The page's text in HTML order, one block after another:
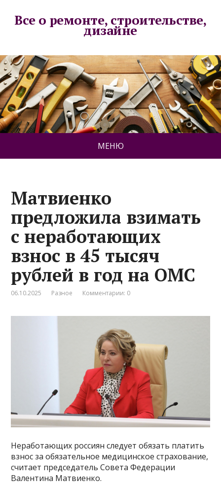
Все о ремонте, строительстве,
дизайне
МЕНЮ
Матвиенко
предложила взимать
с неработающих
взнос в 45 тысяч
рублей в год на ОМС
06.10.2025 Разное Комментарии: 0
Неработающих россиян следует обязать платить
взнос за обязательное медицинское страхование,
считает председатель Совета Федерации
Валентина Матвиенко.